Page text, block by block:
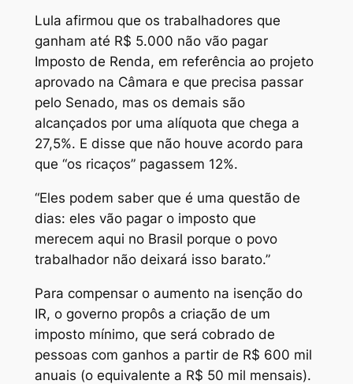
Lula afirmou que os trabalhadores que
ganham até R$ 5.000 não vão pagar
Imposto de Renda, em referência ao projeto
aprovado na Câmara e que precisa passar
pelo Senado, mas os demais são
alcançados por uma alíquota que chega a
27,5%. E disse que não houve acordo para
que “os ricaços” pagassem 12%.
“Eles podem saber que é uma questão de
dias: eles vão pagar o imposto que
merecem aqui no Brasil porque o povo
trabalhador não deixará isso barato.”
Para compensar o aumento na isenção do
IR, o governo propôs a criação de um
imposto mínimo, que será cobrado de
pessoas com ganhos a partir de R$ 600 mil
anuais (o equivalente a R$ 50 mil mensais).